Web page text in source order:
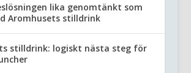
lika genomtänkt som
Aromhusets stilldrink
stilldrink: logiskt nästa steg för